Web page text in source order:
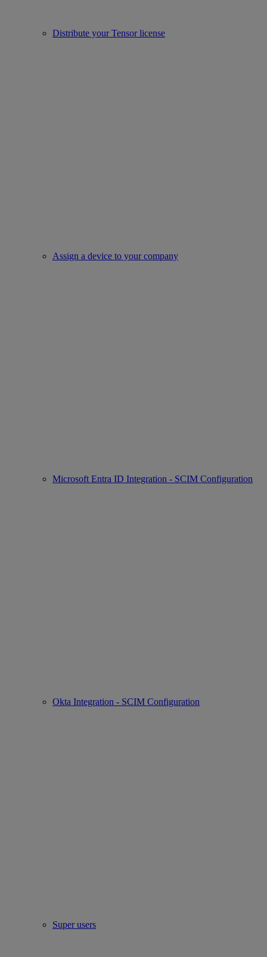
Distribute your Tensor license
Assign a device to your company
Microsoft Entra ID Integration - SCIM Configuration
Okta Integration - SCIM Configuration
Super users